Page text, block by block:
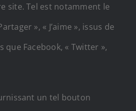
site. Tel est notamment le
», « J’aime », issus de
que Facebook, « Twitter »,
un tel bouton